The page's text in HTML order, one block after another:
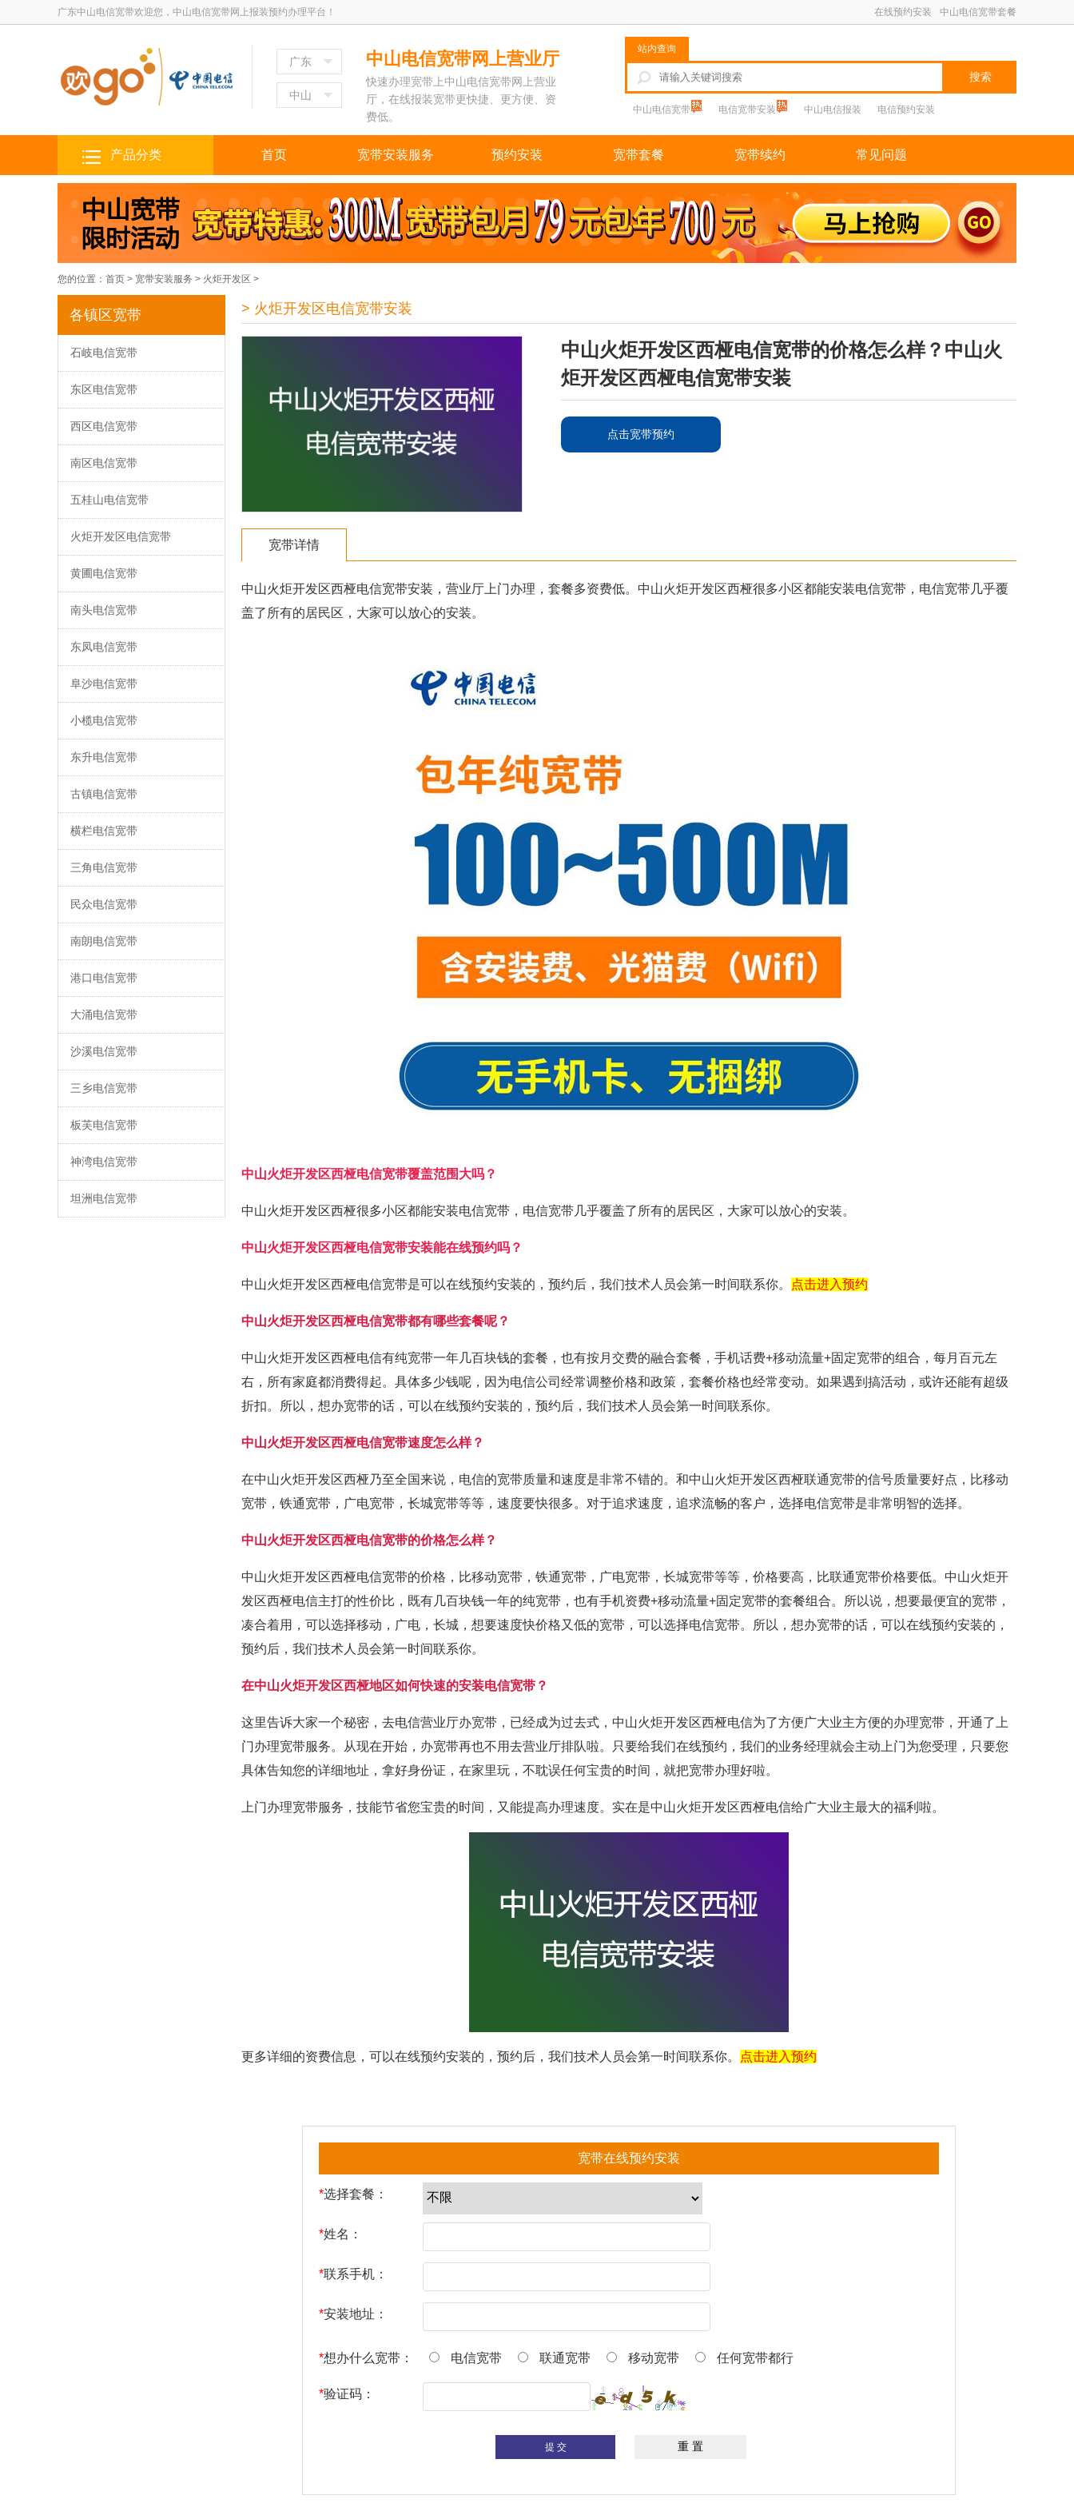
广东中山电信宽带欢迎您，中山电信宽带网上报装预约办理平台！ 中山电信宽带套餐
在线预约安装
广东
中山
中山电信宽带网上营业厅
快速办理宽带上中山电信宽带网上营业
厅，在线报装宽带更快捷、更方便、资
费低。
站内查询
搜索
中山电信宽带 电信宽带安装 中山电信报装 电信预约安装
产品分类 首页 宽带安装服务 预约安装 宽带套餐 宽带续约 常见问题
您的位置： 首页 > 宽带安装服务 > 火炬开发区 >
各镇区宽带
石岐电信宽带
东区电信宽带
西区电信宽带
南区电信宽带
五桂山电信宽带
火炬开发区电信宽带
黄圃电信宽带
南头电信宽带
东凤电信宽带
阜沙电信宽带
小榄电信宽带
东升电信宽带
古镇电信宽带
横栏电信宽带
三角电信宽带
民众电信宽带
南朗电信宽带
港口电信宽带
大涌电信宽带
沙溪电信宽带
三乡电信宽带
板芙电信宽带
神湾电信宽带
坦洲电信宽带
> 火炬开发区电信宽带安装
中山火炬开发区西桠电信宽带的价格怎么样？中山火
炬开发区西桠电信宽带安装
点击宽带预约
宽带详情
中山火炬开发区西桠电信宽带安装，营业厅上门办理，套餐多资费低。中山火炬开发区西桠很多小区都能安装电信宽带，电信宽带几乎覆
盖了所有的居民区，大家可以放心的安装。
中山火炬开发区西桠电信宽带覆盖范围大吗？
中山火炬开发区西桠很多小区都能安装电信宽带，电信宽带几乎覆盖了所有的居民区，大家可以放心的安装。
中山火炬开发区西桠电信宽带安装能在线预约吗？
中山火炬开发区西桠电信宽带是可以在线预约安装的，预约后，我们技术人员会第一时间联系你。 点击进入预约
中山火炬开发区西桠电信宽带都有哪些套餐呢？
中山火炬开发区西桠电信有纯宽带一年几百块钱的套餐，也有按月交费的融合套餐，手机话费+移动流量+固定宽带的组合，每月百元左
右，所有家庭都消费得起。具体多少钱呢，因为电信公司经常调整价格和政策，套餐价格也经常变动。如果遇到搞活动，或许还能有超级
折扣。所以，想办宽带的话，可以在线预约安装的，预约后，我们技术人员会第一时间联系你。
中山火炬开发区西桠电信宽带速度怎么样？
在中山火炬开发区西桠乃至全国来说，电信的宽带质量和速度是非常不错的。和中山火炬开发区西桠联通宽带的信号质量要好点，比移动
宽带，铁通宽带，广电宽带，长城宽带等等，速度要快很多。对于追求速度，追求流畅的客户，选择电信宽带是非常明智的选择。
中山火炬开发区西桠电信宽带的价格怎么样？
中山火炬开发区西桠电信宽带的价格，比移动宽带，铁通宽带，广电宽带，长城宽带等等，价格要高，比联通宽带价格要低。中山火炬开
发区西桠电信主打的性价比，既有几百块钱一年的纯宽带，也有手机资费+移动流量+固定宽带的套餐组合。所以说，想要最便宜的宽带，
凑合着用，可以选择移动，广电，长城，想要速度快价格又低的宽带，可以选择电信宽带。所以，想办宽带的话，可以在线预约安装的，
预约后，我们技术人员会第一时间联系你。
在中山火炬开发区西桠地区如何快速的安装电信宽带？
这里告诉大家一个秘密，去电信营业厅办宽带，已经成为过去式，中山火炬开发区西桠电信为了方便广大业主方便的办理宽带，开通了上
门办理宽带服务。从现在开始，办宽带再也不用去营业厅排队啦。只要给我们在线预约，我们的业务经理就会主动上门为您受理，只要您
具体告知您的详细地址，拿好身份证，在家里玩，不耽误任何宝贵的时间，就把宽带办理好啦。
上门办理宽带服务，技能节省您宝贵的时间，又能提高办理速度。实在是中山火炬开发区西桠电信给广大业主最大的福利啦。
更多详细的资费信息，可以在线预约安装的，预约后，我们技术人员会第一时间联系你。 点击进入预约
宽带在线预约安装
*选择套餐：
*姓名：
*联系手机：
*安装地址：
*想办什么宽带： 电信宽带 联通宽带 移动宽带 任何宽带都行
*验证码：
提 交